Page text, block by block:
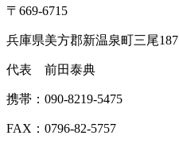
〒669-6715
兵庫県美方郡新温泉町三尾187
代表 前田泰典
携帯：090-8219-5475
FAX：0796-82-5757